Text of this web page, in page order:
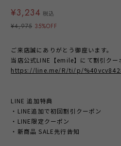
¥3,234 税込
¥4,975 35%OFF
ご来店誠にありがとう御座います。
当店公式LINE【emile】にて割引クー
https://line.me/R/ti/p/
LINE 追加特典
・LINE追加で初回割引クーポン
・LINE限定クーポン
・新商品 SALE先行告知